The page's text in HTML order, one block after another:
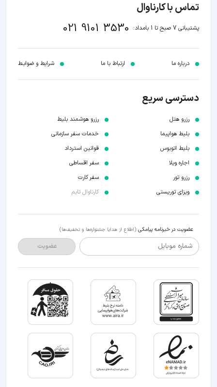
تماس با کارناوال
پشتیبانی 7 صبح تا 1 بامداد: 021 9101 3530
درباره ما ارتباط با ما شرایط و ضوابـط
دسترسی سریع
رزرو هتل
بلیط هواپیما
بلیط اتوبوس
اجاره ویلا
رزرو تور
ویزای توریستی
رزرو هوشمند بلیط
خدمات سفر سازمانی
قوانین استرداد
سفر اقساطی
سفر کارت
کارناوال تایم
عضویت در خبرنامه پیامکی (اطلاع از هدایا جشنواره‌ها و تخفیف‌ها)
شماره موبایل عضویت